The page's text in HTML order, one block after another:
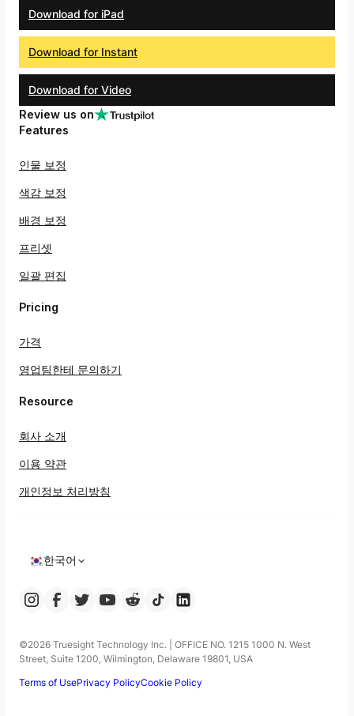
Download for iPad
Download for Instant
Download for Video
Review us on
Features
인물 보정
색감 보정
배경 보정
프리셋
일괄 편집
Pricing
가격
영업팀한테 문의하기
Resource
회사 소개
이용 약관
개인정보 처리방침
©️2026 Truesight Technology Inc. | OFFICE NO. 1215 1000 N. West
Street, Suite 1200, Wilmington, Delaware 19801, USA
Terms of UsePrivacy PolicyCookie Policy
한국어